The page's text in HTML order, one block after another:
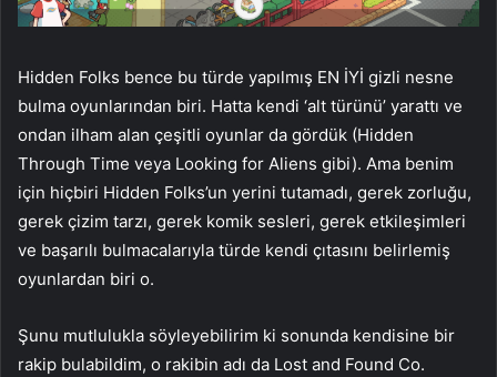
Hidden Folks bence bu türde yapılmış EN İYİ gizli nesne
bulma oyunlarından biri. Hatta kendi ‘alt türünü’ yarattı ve
ondan ilham alan çeşitli oyunlar da gördük (Hidden
Through Time veya Looking for Aliens gibi). Ama benim
için hiçbiri Hidden Folks’un yerini tutamadı, gerek zorluğu,
gerek çizim tarzı, gerek komik sesleri, gerek etkileşimleri
ve başarılı bulmacalarıyla türde kendi çıtasını belirlemiş
oyunlardan biri o.
Şunu mutlulukla söyleyebilirim ki sonunda kendisine bir
rakip bulabildim, o rakibin adı da Lost and Found Co.